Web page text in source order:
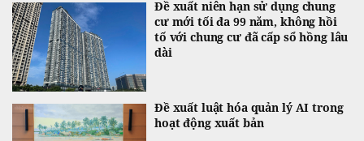
Đề xuất niên hạn sử dụng chung
cư mới tối đa 99 năm, không hồi
tố với chung cư đã cấp sổ hồng lâu
dài
Đề xuất luật hóa quản lý AI trong
hoạt động xuất bản